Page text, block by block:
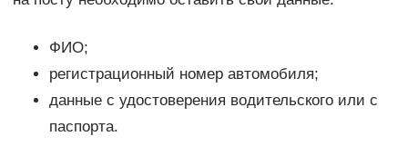
ФИО;
регистрационный номер автомобиля;
данные с удостоверения водительского или с
паспорта.